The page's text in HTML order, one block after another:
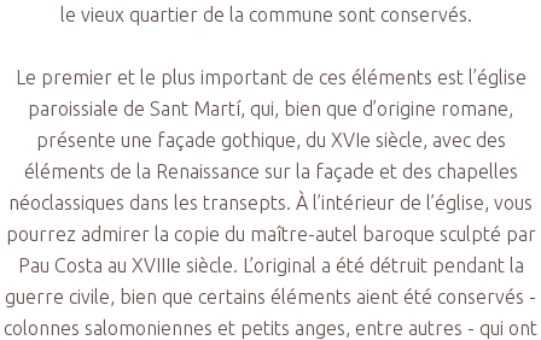
le vieux quartier de la commune sont conservés.
Le premier et le plus important de ces éléments est l’église
paroissiale de Sant Martí, qui, bien que d’origine romane,
présente une façade gothique, du XVIe siècle, avec des
éléments de la Renaissance sur la façade et des chapelles
néoclassiques dans les transepts. À l’intérieur de l’église, vous
pourrez admirer la copie du maître-autel baroque sculpté par
Pau Costa au XVIIIe siècle. L’original a été détruit pendant la
guerre civile, bien que certains éléments aient été conservés -
colonnes salomoniennes et petits anges, entre autres - qui ont